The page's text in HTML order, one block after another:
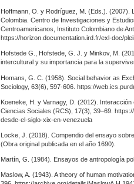
Hoffmann, O. y Rodríguez, M. (Eds.). (2007).
Colombia. Centro de Investigaciones y
Centroamericanos, Instituto Colombiano de
https://horizon.documentation.ird.fr/exl-doc/
Hofstede G., Hofstede, G. J. y Minkov, M.
intercultural y su importancia para la
Homans, G. C. (1958). Social behavior as
Sociology, 63(6), 597-606. https://
Koeneke, H. y Varnagy, D. (2012).
Ciencias Sociales (RCS), 17(3), 39–69.
desde-el-siglo-xix-en-venezuela
Locke, J. (2018). Compendio del ensayo
(Obra original publicada en el año 1690).
Martín, G. (1984). Ensayos de antropología
Maslow, A. (1943). A theory of human